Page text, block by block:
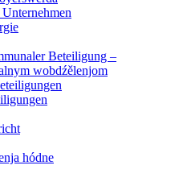
Beteiligung –
wobdźělenjom
hódne